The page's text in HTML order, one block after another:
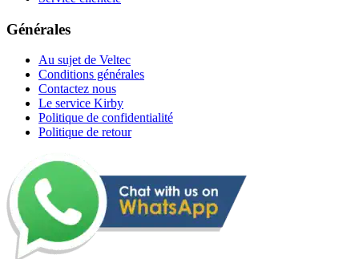
Générales
Au sujet de Veltec
Conditions générales
Contactez nous
Le service Kirby
Politique de confidentialité
Politique de retour